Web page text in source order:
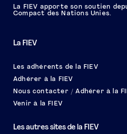
La FIEV
Les adhérents de la FIEV
Adhérer à la FIEV
Nous contacter / Adhérer à la
Venir à la FIEV
Les autres sites de la FIEV
La FIEV apporte son soutien
Compact des Nations Unies.